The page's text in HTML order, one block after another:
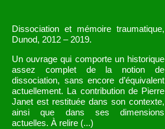
Dissociation et mémoire traumatique,
Dunod, 2012 – 2019.
Un ouvrage qui comporte un historique
assez complet de la notion de
dissociation, sans encore d’équivalent
actuellement. La contribution de Pierre
Janet est restituée dans son contexte,
ainsi que dans ses dimensions
actuelles. À relire (...)